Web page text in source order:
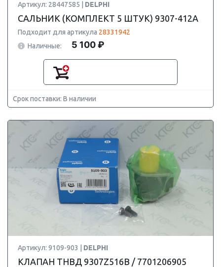
Артикул: 28447585 | DELPHI
САЛЬНИК (КОМПЛЕКТ 5 ШТУК) 9307-412A
Подходит для артикула 28331942
Наличные:
5 100 ₽
Срок поставки: В наличии
Артикул: 9109-903 | DELPHI
КЛАПАН ТНВД 9307Z516B / 7701206905